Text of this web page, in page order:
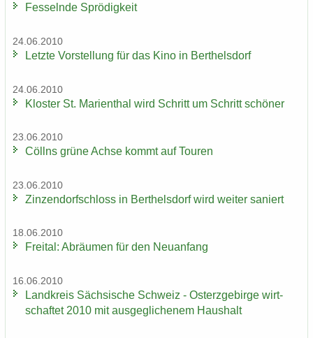
Fes­seln­de Sprö­dig­keit
24.06.2010
Letz­te Vor­stel­lung für das Kino in Bert­hels­dorf
24.06.2010
Klos­ter St. Ma­ri­en­thal wird Schritt um Schritt schö­ner
23.06.2010
Cöll­ns grüne Achse kommt auf Tou­ren
23.06.2010
Zin­zen­dorf­schloss in Bert­hels­dorf wird wei­ter sa­niert
18.06.2010
Frei­tal: Ab­räu­men für den Neu­an­fang
16.06.2010
Land­kreis Säch­si­sche Schweiz - Ost­erz­ge­bir­ge wirt­
schaf­tet 2010 mit aus­ge­gli­che­nem Haus­halt